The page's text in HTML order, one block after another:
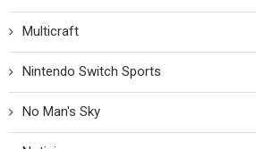
Multicraft
Nintendo Switch Sports
No Man's Sky